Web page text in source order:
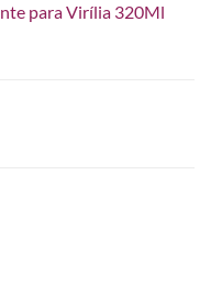
para Virília 320Ml